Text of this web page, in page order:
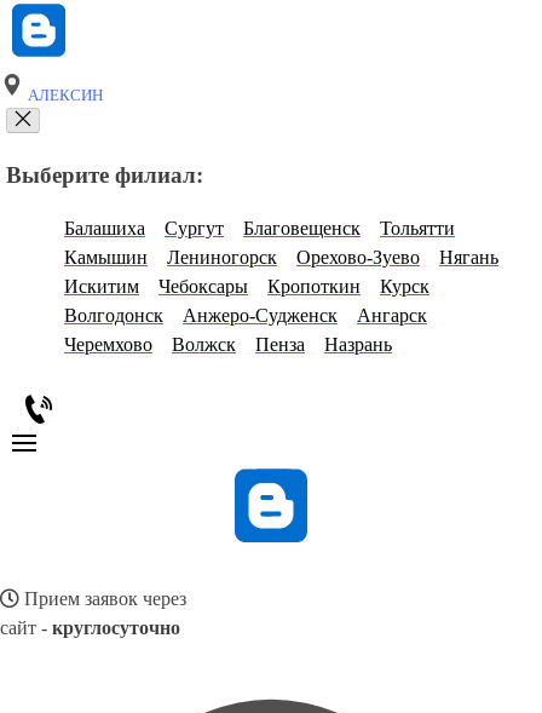
АЛЕКСИН
Выберите филиал:
Балашиха Сургут Благовещенск
Тольятти
Камышин
Лениногорск Орехово-Зуево
Нягань
Искитим
Чебоксары Кропоткин
Курск
Волгодонск
Анжеро-Судженск
Ангарск
Черемхово
Волжск Пенза Назрань
Прием заявок через
сайт - круглосуточно